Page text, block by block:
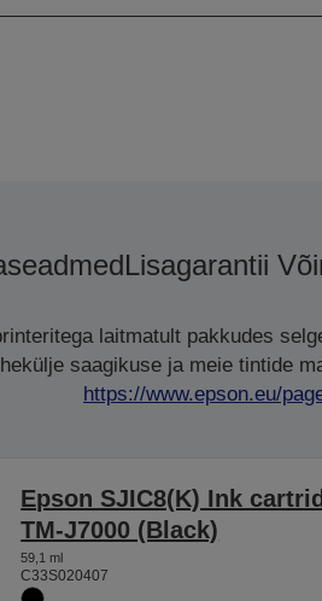
Lisagarantii
laitmatult pakkudes
saagikuse ja meie tintide
https://www.epson.eu/
Epson SJIC8(K) Ink
TM-J7000 (Black)
59,1 ml
C33S020407